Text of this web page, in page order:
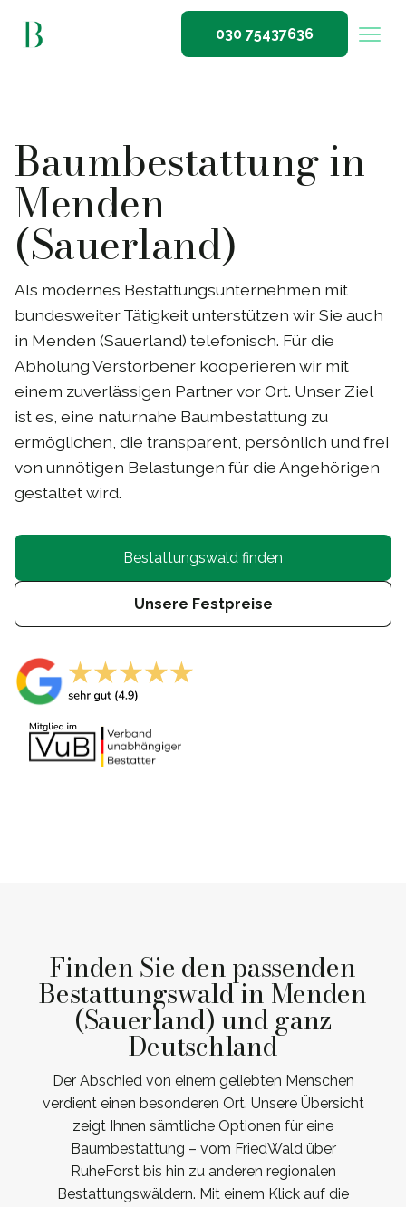
030 75437636
Baumbestattung in
Menden
(Sauerland)
Als modernes Bestattungsunternehmen mit
bundesweiter Tätigkeit unterstützen wir Sie auch
in Menden (Sauerland) telefonisch. Für die
Abholung Verstorbener kooperieren wir mit
einem zuverlässigen Partner vor Ort. Unser Ziel
ist es, eine naturnahe Baumbestattung zu
ermöglichen, die transparent, persönlich und frei
von unnötigen Belastungen für die Angehörigen
gestaltet wird.
Bestattungswald finden
Unsere Festpreise
Finden Sie den passenden
Bestattungswald in Menden
(Sauerland) und ganz
Deutschland
Der Abschied von einem geliebten Menschen
verdient einen besonderen Ort. Unsere Übersicht
zeigt Ihnen sämtliche Optionen für eine
Baumbestattung – vom FriedWald über
RuheForst bis hin zu anderen regionalen
Bestattungswäldern. Mit einem Klick auf die